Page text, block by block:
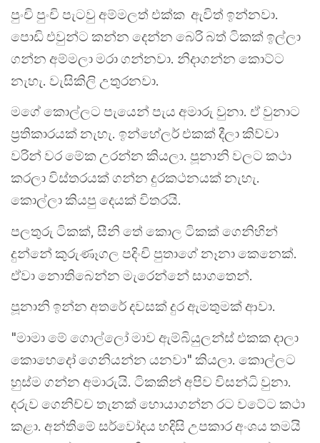
පුංචි පුංචි පැටවු අම්මලත් එක්ක ඇවිත් ඉන්නවා.
පොඩි එවුන්ට කන්න දෙන්න බෙරි බත් ටිකක් ඉල්ලා
ගන්න අම්මලා මරා ගන්නවා. නිදාගන්න කොට්ට
නැහැ. වැසිකිලි උතුරනවා.
මගේ කොල්ලට පැයෙන් පැය අමාරු වුනා. ඒ වුනාට
ප්‍රතිකාරයක් නැහැ. ඉන්හේලර් එකක් දීලා කිව්වා
වරින් වර මේක උරන්න කියලා. පූනානි වලට කථා
කරලා විස්තරයක් ගන්න දුරකථනයක් නැහැ.
කොල්ලා කියපු දෙයක් විතරයි.
පලතුරු ටිකක්, සීනි තේ කොල ටිකක් ගෙනිහින්
දුන්නේ කුරුණෑගල පදිංචි පුතාගේ නෑනා කෙනෙක්.
ඒවා නොතිබෙන්න මැරෙන්නේ සාගතෙන්.
පූනානි ඉන්න අතරේ දවසක් දුර ඇමතුමක් ආවා.
"මාමා මේ ගොල්ලෝ මාව ඇම්බියුලන්ස් එකක දාලා
කොහෙදෝ ගෙනියන්න යනවා" කියලා. කොල්ලට
හුස්ම ගන්න අමාරුයි. ටිකකින් අපිව විසන්ධි වුනා.
දරුව ගෙනිච්ච තැනක් හොයාගන්න රට වටේට කථා
කළා. අන්තිමේ සර්වෝදය හදිසි උපකාර අංශය තමයි